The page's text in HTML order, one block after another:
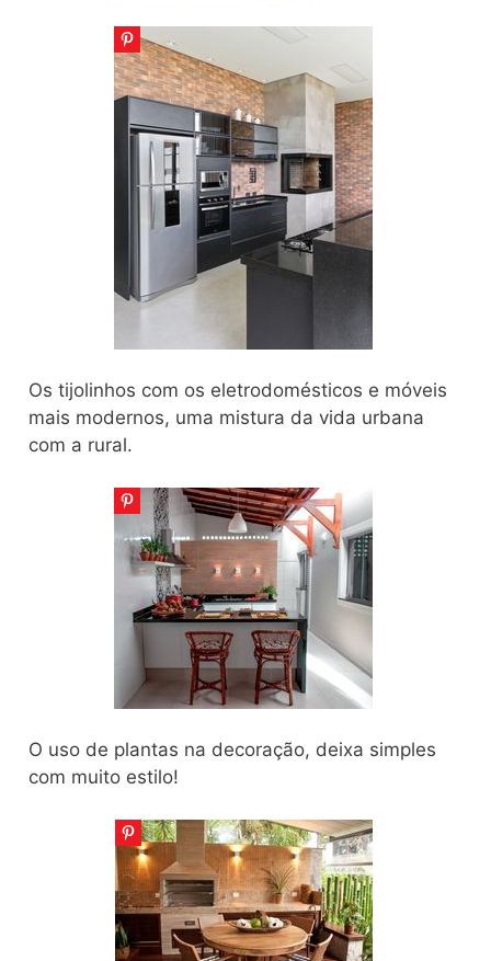
Os tijolinhos com os eletrodomésticos e móveis
mais modernos, uma mistura da vida urbana
com a rural.
O uso de plantas na decoração, deixa simples
com muito estilo!